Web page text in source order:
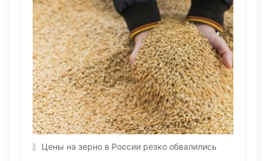
Цены на зерно в России резко обвалились